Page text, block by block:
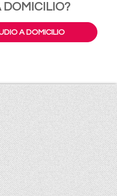
DOMICILIO?
A DOMICILIO